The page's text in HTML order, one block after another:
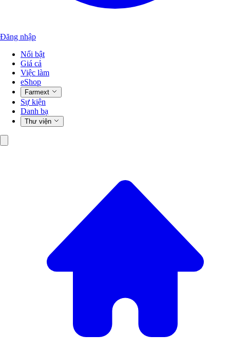
Đăng nhập
Nổi bật
Giá cả
Việc làm
eShop
Farmext
Sự kiện
Danh bạ
Thư viện